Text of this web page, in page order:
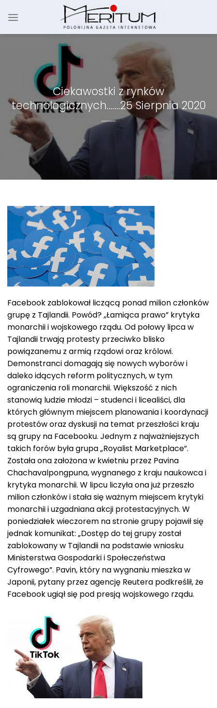
Ciekawostki z rynków
technologicznych…….25 Sierpnia 2020
Facebook zablokował liczącą ponad milion członków
grupę z Tajlandii. Powód? ,,Łamiąca prawo” krytyka
monarchii i wojskowego rządu. Od połowy lipca w
Tajlandii trwają protesty przeciwko blisko
powiązanemu z armią rządowi oraz królowi.
Demonstranci domagają się nowych wyborów i
daleko idących reform politycznych, w tym
ograniczenia roli monarchii. Większość z nich
stanowią ludzie młodzi – studenci i licealiści, dla
których głównym miejscem planowania i koordynacji
protestów oraz dyskusji na temat przeszłości kraju
są grupy na Facebooku. Jednym z najważniejszych
takich forów była grupa „Royalist Marketplace”.
Została ona założona w kwietniu przez Pavina
Chachavalpongpuna, wygnanego z kraju naukowca i
krytyka monarchii. W lipcu liczyła ona już przeszło
milion członków i stała się ważnym miejscem krytyki
monarchii i uzgadniana akcji protestacyjnych. W
poniedziałek wieczorem na stronie grupy pojawił się
jednak komunikat: „Dostęp do tej grupy został
zablokowany w Tajlandii na podstawie wniosku
Ministerstwa Gospodarki i Społeczeństwa
Cyfrowego”. Pavin, który na wygnaniu mieszka w
Japonii, pytany przez agencję Reutera podkreślił, że
Facebook ugiął się pod presją wojskowego rządu.